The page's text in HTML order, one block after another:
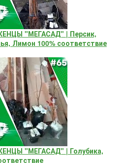
"МЕГАСАД" | Персик,
Лимон 100% соответствие
"МЕГАСАД" | Голубика,